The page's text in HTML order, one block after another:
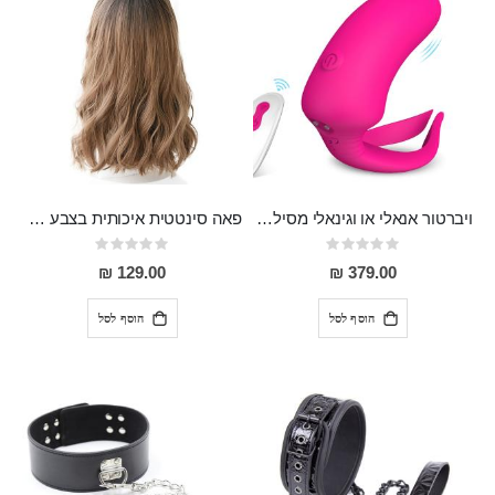
ויברטור אנאלי או וגינאלי מסיליקון רפואי עם עינוג חיצוני סופר מפנק לשימוש זוגי או לבד Hunting Sky
Rating:
0%
379.00 ₪
הוסף לסל
פאה סינטטית איכותית בצבע שקד בהיר
Rating:
0%
129.00 ₪
הוסף לסל